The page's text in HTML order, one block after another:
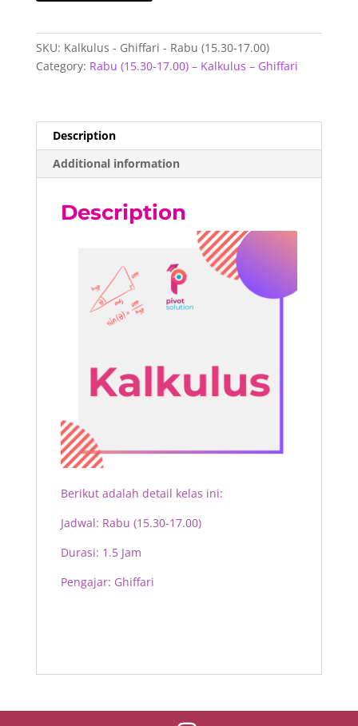
Rabu
(15.30-
SKU: Kalkulus - Ghiffari - Rabu (15.30-17.00)
Category: Rabu (15.30-17.00) – Kalkulus – Ghiffari
Description
Additional information
Description
Berikut adalah detail kelas ini:
Jadwal: Rabu (15.30-17.00)
Durasi: 1.5 Jam
Pengajar: Ghiffari